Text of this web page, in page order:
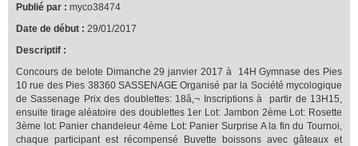
Publié par : myco38474
Date de début : 29/01/2017
Descriptif :
Concours de belote Dimanche 29 janvier 2017 à 14H Gymnase des Pies
10 rue des Pies 38360 SASSENAGE Organisé par la Société mycologique
de Sassenage Prix des doublettes: 18â‚¬ Inscriptions à partir de 13H15,
ensuite tirage aléatoire des doublettes 1er Lot: Jambon 2ème Lot: Rosette
3ème lot: Panier chandeleur 4ème Lot: Panier Surprise A la fin du Tournoi,
chaque participant est récompensé Buvette boissons avec gâteaux et